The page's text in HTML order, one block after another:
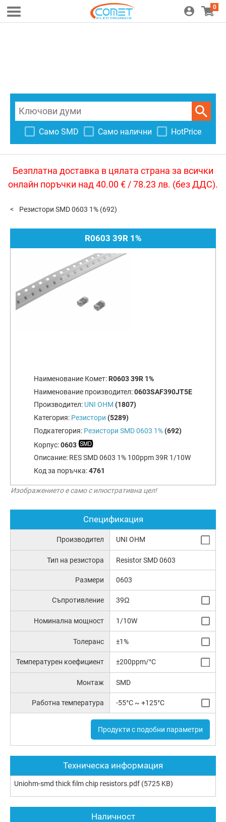
0
Само SMD Само налични HotPrice
Безплатна доставка в цялата страна за всички
онлайн поръчки над 40.00 € / 78.23 лв. (без ДДС).
Резистори SMD 0603 1% (692)
R0603 39R 1%
Наименование Комет: R0603 39R 1%
Наименование производител:0603SAF390JT5E
Производител: UNI OHM (1807)
Категория: Резистори (5289)
Подкатегория: Резистори SMD 0603 1%(692)
Корпус:0603
Описание: RES SMD 0603 1% 100ppm 39R 1/10W
Код за поръчка:4761
Изображението е само с илюстративна цел!
Спецификация
Производител UNI OHM
Тип на резистора Resistor SMD 0603
Размери 0603
Съпротивление 39Ω
Номинална мощност 1/10W
Толеранс ±1%
Температурен коефициент ±200ppm/°C
Монтаж SMD
Работна температура -55°C ~ +125°C
Продукти с подобни параметри
Техническа информация
Uniohm-smd thick film chip resistors.pdf (5725 KB)
Наличност